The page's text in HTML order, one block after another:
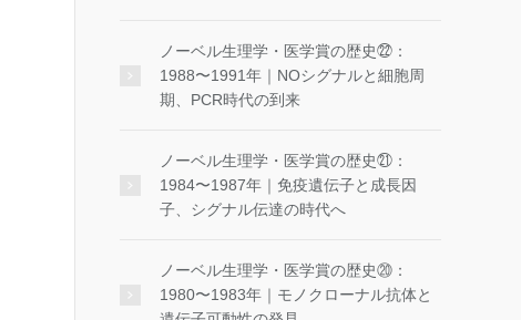
ノーベル生理学・医学賞の歴史㉒：
1988〜1991年｜NOシグナルと細胞周
期、PCR時代の到来
ノーベル生理学・医学賞の歴史㉑：
1984〜1987年｜免疫遺伝子と成長因
子、シグナル伝達の時代へ
ノーベル生理学・医学賞の歴史⑳：
1980〜1983年｜モノクローナル抗体と